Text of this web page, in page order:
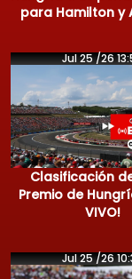
para Hamilton y
Jul 25 /26
Clasificación
Premio de
VIVO!
Jul 25 /26